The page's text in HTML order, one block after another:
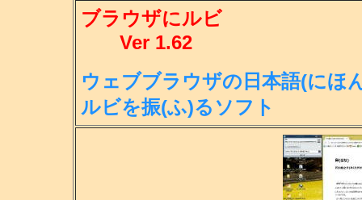
ブラウザにルビ
Ver 1.62
ウェブブラウザの日本語(にほ
ルビを振(ふ)るソフト